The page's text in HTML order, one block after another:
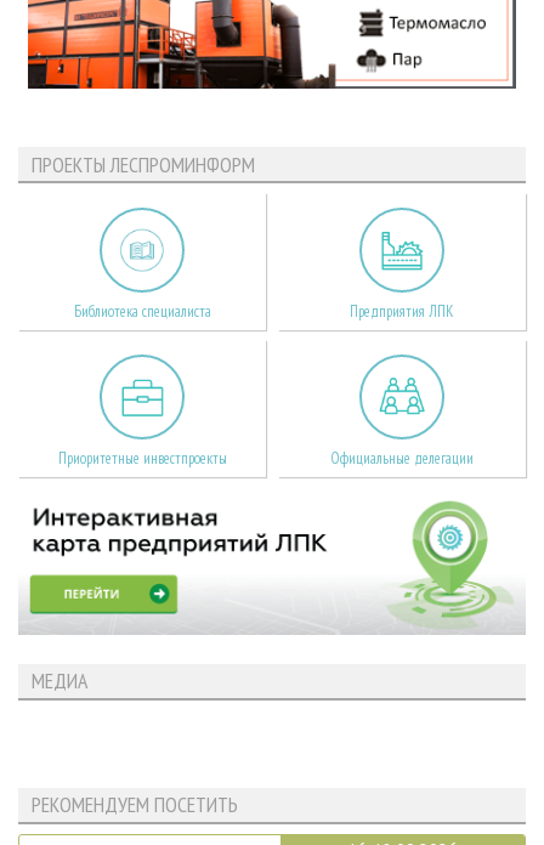
ПРОЕКТЫ ЛЕСПРОМИНФОРМ
Библиотека специалиста Предприятия ЛПК
Приоритетные инвестпроекты Официальные делегации
МЕДИА
РЕКОМЕНДУЕМ ПОСЕТИТЬ